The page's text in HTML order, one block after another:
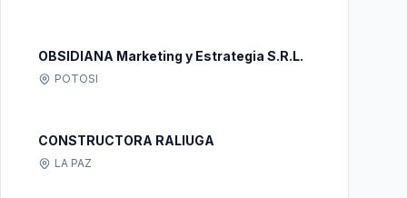
OBSIDIANA Marketing y Estrategia S.R.L.
POTOSI
CONSTRUCTORA RALIUGA
LA PAZ